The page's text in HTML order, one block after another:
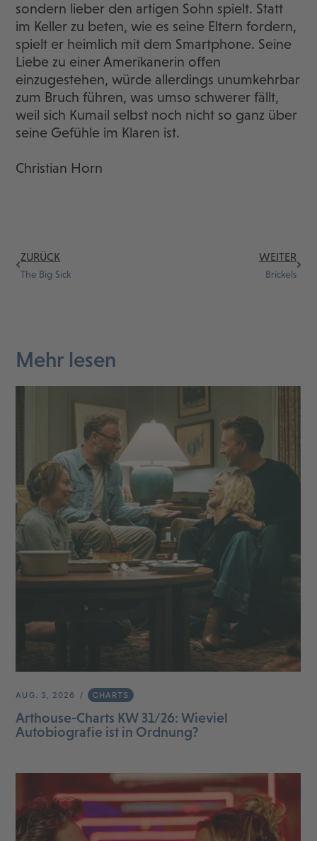
sondern lieber den artigen Sohn spielt. Statt
im Keller zu beten, wie es seine Eltern fordern,
spielt er heimlich mit dem Smartphone. Seine
Liebe zu einer Amerikanerin offen
einzugestehen, würde allerdings unumkehrbar
zum Bruch führen, was umso schwerer fällt,
weil sich Kumail selbst noch nicht so ganz über
seine Gefühle im Klaren ist.
Christian Horn
ZURÜCK
The Big Sick
WEITER
Brickels
Mehr lesen
AUG. 3, 2026 CHARTS
Arthouse-Charts KW 31/26: Wieviel
Autobiografie ist in Ordnung?